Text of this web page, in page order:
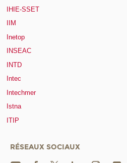
IHIE-SSET
IIM
Inetop
INSEAC
INTD
Intec
Intechmer
Istna
ITIP
RÉSEAUX SOCIAUX